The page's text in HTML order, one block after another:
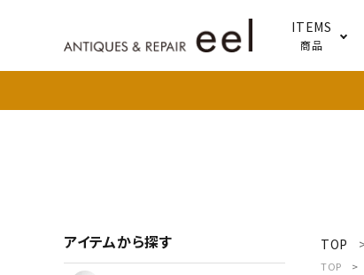
ITEMS
商品
TOP
TOP
アイテムから探す